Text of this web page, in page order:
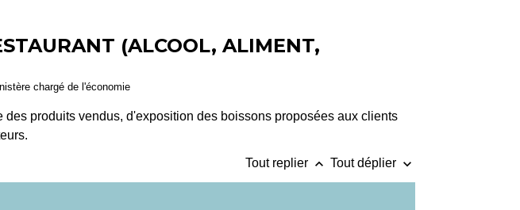
(ALCOOL, ALIMENT,
chargé de l'économie
produits vendus, d'exposition des boissons proposées aux clients
Tout replier keyboard_arrow_up Tout déplier keyboard_arrow_down